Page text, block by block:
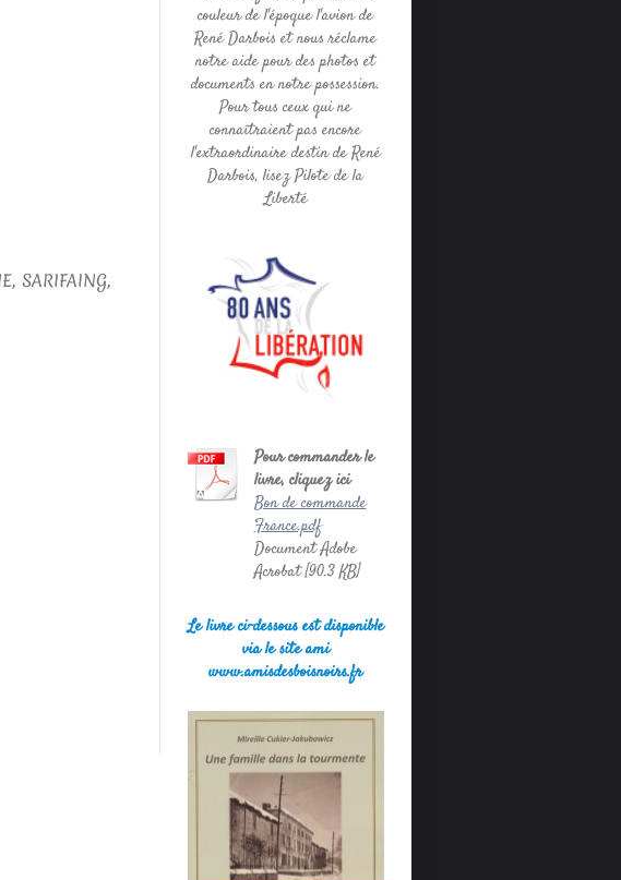
SARIFAING,
couleur de l'époque l'avion de
René Darbois et nous réclame
notre aide pour des photos et
documents en notre possession.
Pour tous ceux qui ne
connaîtraient pas encore
l'extraordinaire destin de René
Darbois, lisez Pilote de la
Liberté
Pour commander le
livre, cliquez ici
Bon de commande
France.pdf
Document Adobe
Acrobat [90.3 KB]
Le livre ci-dessous est disponible
via le site ami
www.amisdesboisnoirs.fr